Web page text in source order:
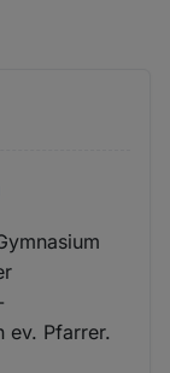
ev. Pfarrer.